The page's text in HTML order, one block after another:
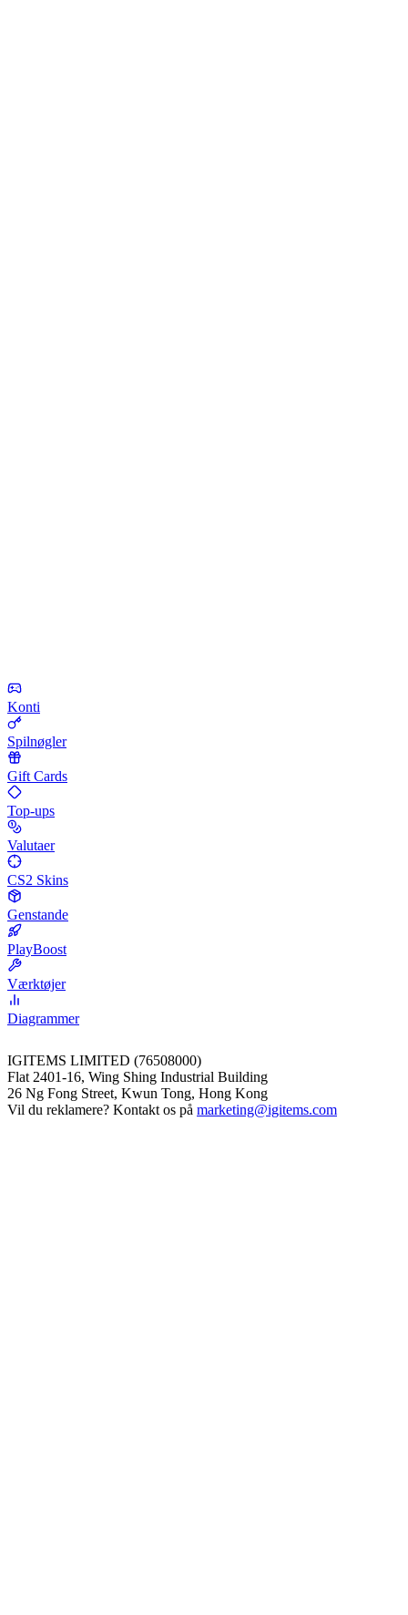
Konti
Spilnøgler
Gift Cards
Top-ups
Valutaer
CS2 Skins
Genstande
PlayBoost
Værktøjer
Diagrammer
IGITEMS LIMITED (76508000)
Flat 2401-16, Wing Shing Industrial Building
26 Ng Fong Street, Kwun Tong, Hong Kong
Vil du reklamere? Kontakt os på marketing@igitems.com